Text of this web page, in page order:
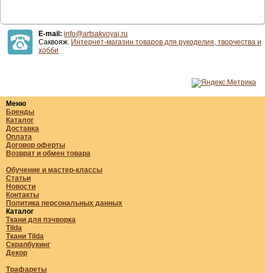
E-mail: info@artsakvoyaj.ru
Саквояж. Интернет-магазин товаров для рукоделия, творчества и
хобби
Меню
Бренды
Каталог
Доставка
Оплата
Договор оферты
Возврат и обмен товара
Обучение и мастер-классы
Статьи
Новости
Контакты
Политика персональных данных
Каталог
Ткани для пэчворка
Tilda
Ткани Tilda
Скрапбукинг
Декор
Трафареты